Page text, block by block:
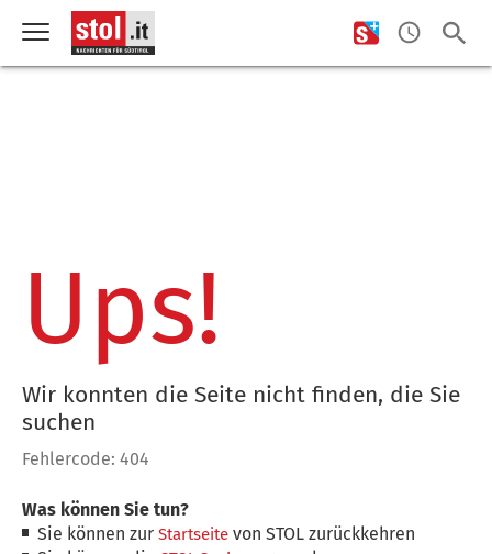
Ups!
Wir konnten die Seite nicht finden, die Sie
suchen
Fehlercode: 404
Was können Sie tun?
Sie können zurStartseite von STOL zurückkehren